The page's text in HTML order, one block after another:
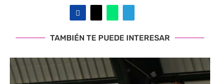
TAMBIÉN TE PUEDE INTERESAR